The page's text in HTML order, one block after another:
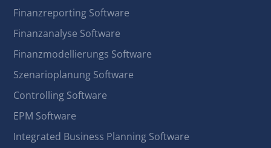
Finanzreporting Software
Finanzanalyse Software
Finanzmodellierungs Software
Szenarioplanung Software
Controlling Software
EPM Software
Integrated Business Planning Software